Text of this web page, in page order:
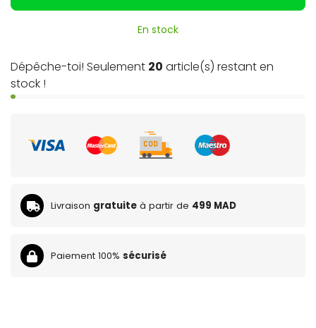
En stock
Dépêche-toi! Seulement 20 article(s) restant en
stock !
Livraison gratuite à partir de 499 MAD
Paiement 100% sécurisé